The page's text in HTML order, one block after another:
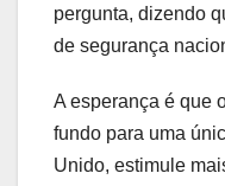
pergunta, dizendo
de segurança
A esperança é que
fundo para uma
Unido, estimule